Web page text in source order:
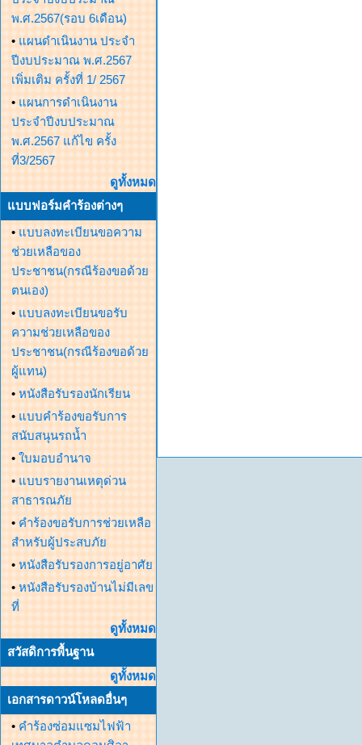
พ.ศ.2567(รอบ 6เดือน)
• แผนดำเนินงาน ประจำ
ปีงบประมาณ พ.ศ.2567
เพิ่มเติม ครั้งที่ 1/ 2567
• แผนการดำเนินงาน
ประจำปีงบประมาณ
พ.ศ.2567 แก้ไข ครั้ง
ที่3/2567
ดูทั้งหมด
แบบฟอร์มคำร้องต่างๆ
• แบบลงทะเบียนขอความ
ช่วยเหลือของ
ประชาชน(กรณีร้องขอด้วย
ตนเอง)
• แบบลงทะเบียนขอรับ
ความช่วยเหลือของ
ประชาชน(กรณีร้องขอด้วย
ผู้แทน)
• หนังสือรับรองนักเรียน
• แบบคำร้องขอรับการ
สนับสนุนรถน้ำ
• ใบมอบอำนาจ
• แบบรายงานเหตุด่วน
สาธารณภัย
• คำร้องขอรับการช่วยเหลือ
สำหรับผู้ประสบภัย
• หนังสือรับรองการอยู่อาศัย
• หนังสือรับรองบ้านไม่มีเลข
ที่
ดูทั้งหมด
สวัสดิการพื้นฐาน
ดูทั้งหมด
เอกสารดาวน์โหลดอื่นๆ
• คำร้องซ่อมแซมไฟฟ้า